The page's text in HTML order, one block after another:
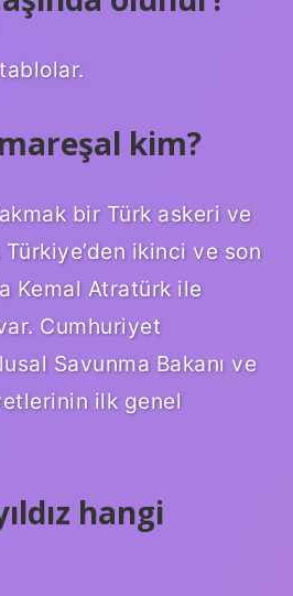
tablolar.
kim?
bir Türk askeri ve
Türkiye’den ikinci ve son
Kemal Atratürk ile
Cumhuriyet
Savunma Bakanı ve
ilk genel
hangi